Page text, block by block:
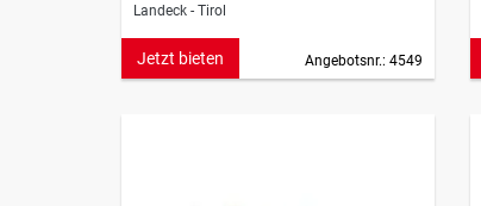
Landeck - Tirol
Angebotsnr.: 4549
Jetzt bieten